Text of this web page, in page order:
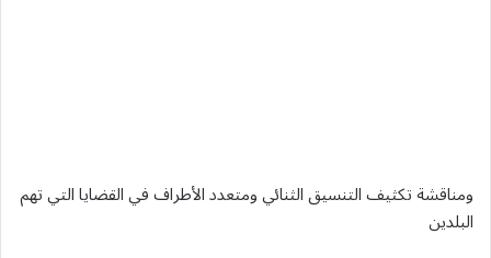
ومناقشة تكثيف التنسيق الثنائي ومتعدد الأطراف في القضايا التي تهم
البلدين